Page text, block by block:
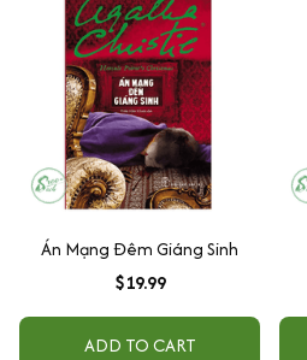
Án Mạng Đêm Giáng Sinh
$19.99
ADD TO CART